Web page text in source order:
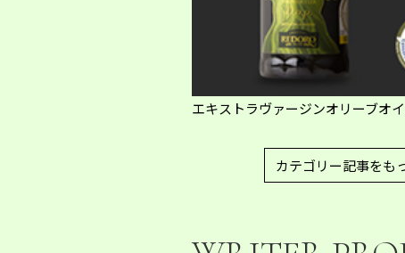
エキストラヴァージンオリーブオ
カテゴリー記事をも